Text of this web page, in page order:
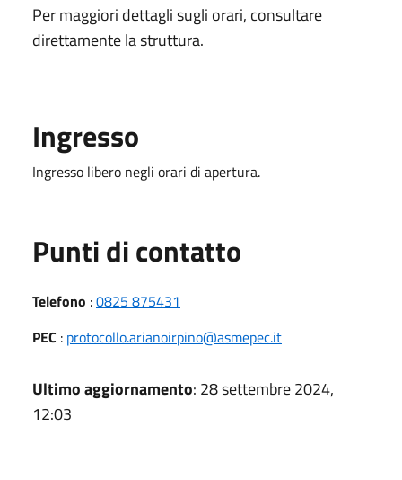
Per maggiori dettagli sugli orari, consultare
direttamente la struttura.
Ingresso
Ingresso libero negli orari di apertura.
Punti di contatto
Telefono :0825 875431
PEC : protocollo.arianoirpino@asmepec.it
Ultimo aggiornamento: 28 settembre 2024,
12:03